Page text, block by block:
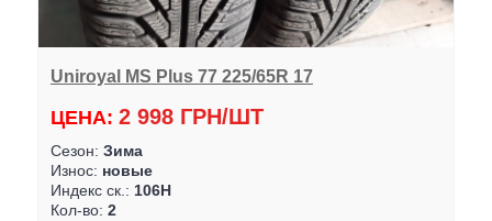
Uniroyal MS Plus 77 225/65R 17
ЦЕНА: 2 998 ГРН/ШТ
Сезон: Зима
Износ: новые
Индекс ск.: 106H
Кол-во: 2